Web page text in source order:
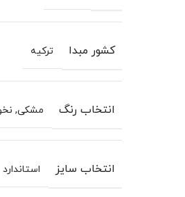
کشور مبدا ترکیه
انتخاب رنگ مشکی,
انتخاب سایز استاندارد